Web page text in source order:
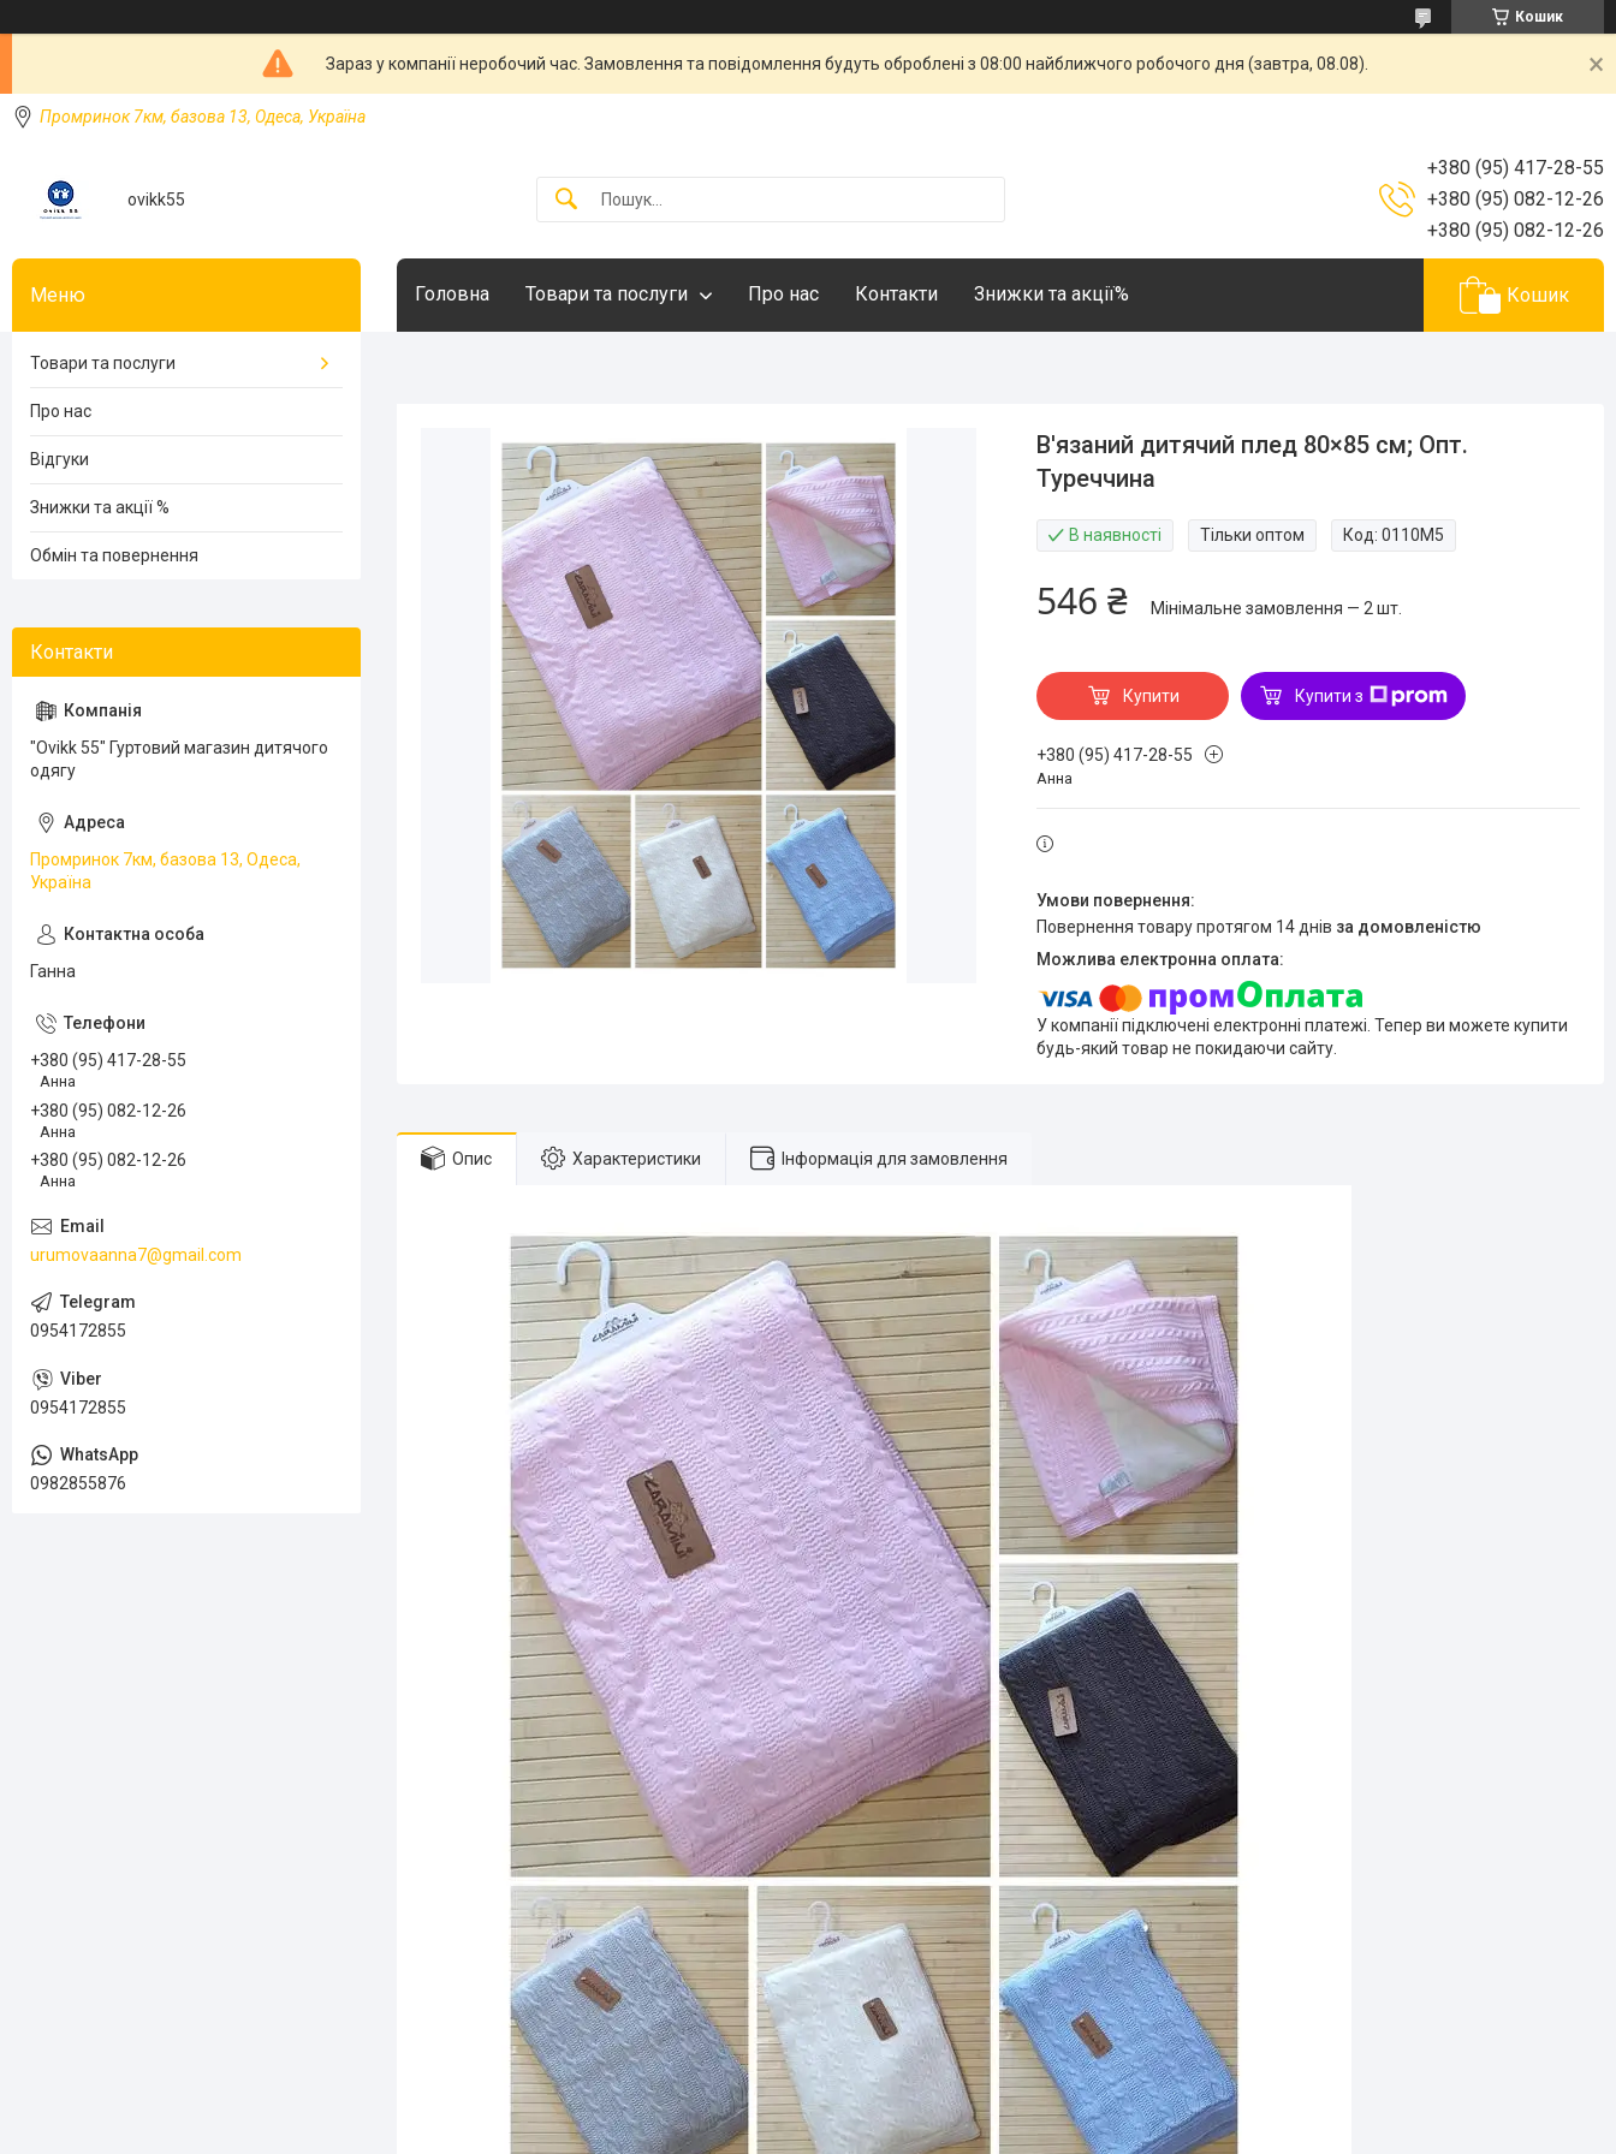
Кошик
Зараз у компанії неробочий час. Замовлення та повідомлення будуть оброблені з 08:00 найближчого робочого дня (завтра, 08.08).
Промринок 7км, базова 13, Одеса, Україна
ovikk55
+380 (95) 417-28-55
+380 (95) 082-12-26
+380 (95) 082-12-26
Головна Товари та послуги Про нас Контакти Знижки та акції% Кошик
В'язаний дитячий плед 80×85 см; Опт.
Туреччина
В наявності Тільки оптом Код:0110М5
546 ₴ Мінімальне замовлення — 2 шт.
Купити Купити з
+380 (95) 417-28-55
Анна
повернення товару протягом 14 днів за домовленістю
У компанії підключені електронні платежі. Тепер ви можете купити
будь-який товар не покидаючи сайту.
Опис Характеристики Інформація для замовлення
Товари та послуги
Про нас
Відгуки
Знижки та акції %
Обмін та повернення
"Ovikk 55" Гуртовий магазин дитячого
одягу
Промринок 7км, базова 13, Одеса,
Україна
Ганна
+380 (95) 417-28-55
Анна
+380 (95) 082-12-26
Анна
+380 (95) 082-12-26
Анна
urumovaanna7@gmail.com
0954172855
0954172855
0982855876